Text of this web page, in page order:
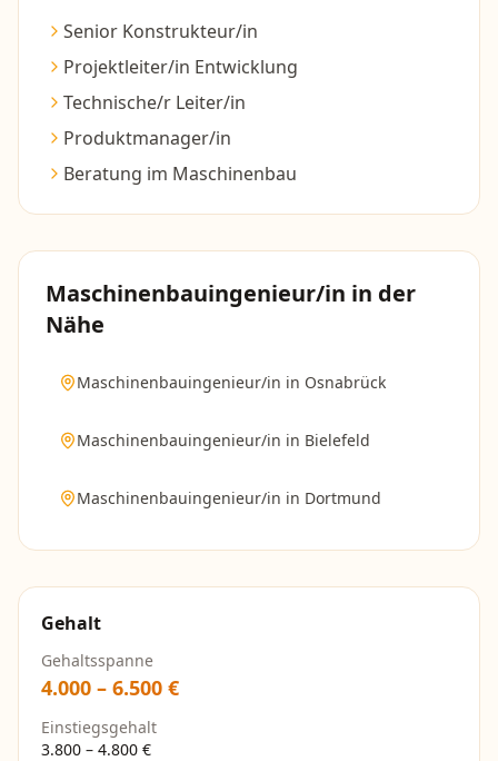
Senior Konstrukteur/in
Projektleiter/in Entwicklung
Technische/r Leiter/in
Produktmanager/in
Beratung im Maschinenbau
Maschinenbauingenieur/in in der
Nähe
Maschinenbauingenieur/in in Osnabrück
Maschinenbauingenieur/in in Bielefeld
Maschinenbauingenieur/in in Dortmund
Gehalt
Gehaltsspanne
4.000 – 6.500 €
Einstiegsgehalt
3.800 – 4.800 €